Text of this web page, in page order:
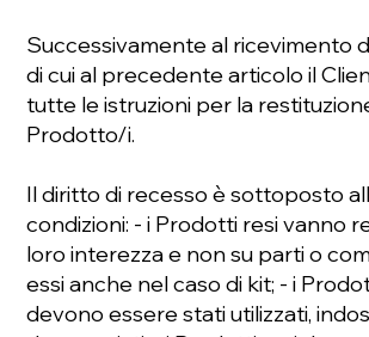
Successivamente al ricevimento
di cui al precedente articolo il
tutte le istruzioni per la
Prodotto/i.
Il diritto di recesso è sottoposto
condizioni: - i Prodotti resi vanno
loro interezza e non su parti o
essi anche nel caso di kit; - i
devono essere stati utilizzati,